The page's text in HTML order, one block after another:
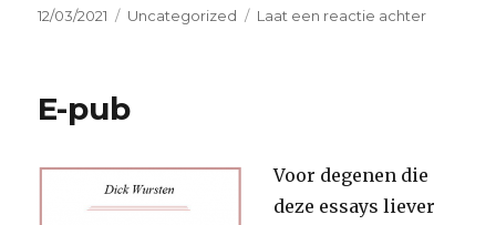
Geplaatst
12/03/2021 Categorieën
Uncategorized Laat een reactie achterop
over
religie
E-pub
Voor degenen die
deze essays liever